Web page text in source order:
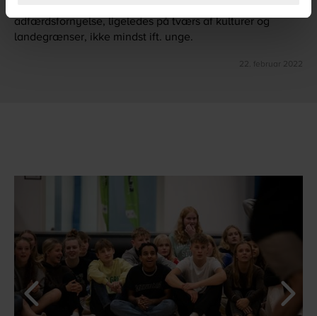
adfærdsfornyelse, ligeledes på tværs af kulturer og
landegrænser, ikke mindst ift. unge.
22. februar 2022